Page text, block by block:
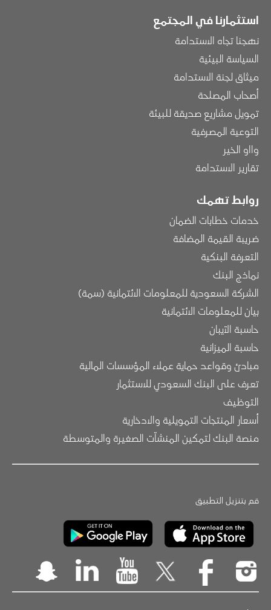
استثمارنا في المجتمع
نهجنا تجاه الاستدامة
السياسة البيئية
ميثاق لجنة الاستدامة
أصحاب المصلحة
تمويل مشاريع صديقة للبيئة
التوعية المصرفية
وااو الخير
تقارير الاستدامة
روابط تهمك
خدمات خطابات الضمان
ضريبة القيمة المضافة
التعرفة البنكية
نماذج البنك
الشركة السعودية للمعلومات الائتمانية (سمة)
بيان للمعلومات الائتمانية
حاسبة الآيبان
حاسبة الميزانية
مبادئ وقواعد حماية عملاء المؤسسات المالية
تعرف على البنك السعودي للاستثمار
التوظيف
أسعار المنتجات التمويلية والادخارية
منصة البنك لتمكين المنشآت الصغيرة والمتوسطة
قم بتنزيل التطبيق